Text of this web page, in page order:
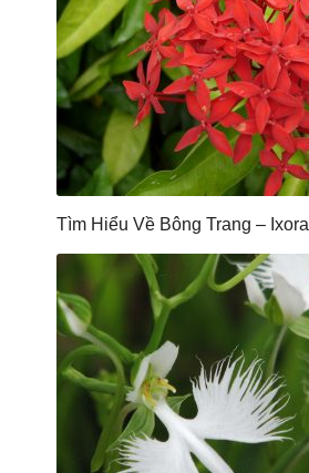
Tìm Hiểu Về Bông Trang – Ixora